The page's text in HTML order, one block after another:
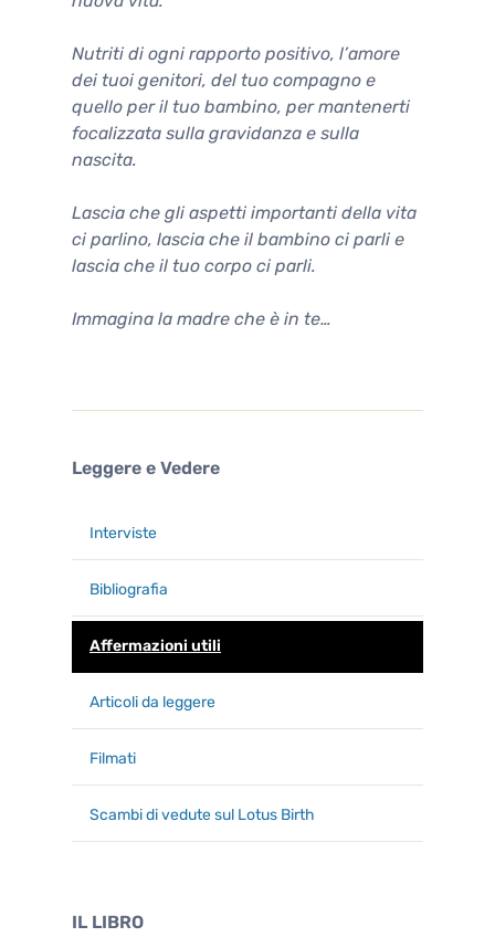
Nutriti di ogni rapporto positivo, l’amore
dei tuoi genitori, del tuo compagno e
quello per il tuo bambino, per mantenerti
focalizzata sulla gravidanza e sulla
nascita.
Lascia che gli aspetti importanti della vita
ci parlino, lascia che il bambino ci parli e
lascia che il tuo corpo ci parli.
Immagina la madre che è in te…
Leggere e Vedere
Interviste
Bibliografia
Affermazioni utili
Articoli da leggere
Filmati
Scambi di vedute sul Lotus Birth
IL LIBRO